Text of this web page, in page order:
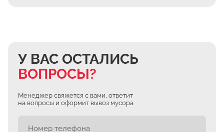
У ВАС ОСТАЛИСЬ
ВОПРОСЫ?
Менеджер свяжется с вами, ответит
на вопросы и оформит вывоз мусора